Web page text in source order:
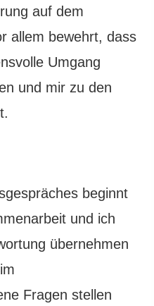
auf dem
allem bewehrt, dass
Umgang
und mir zu den
beginnt
und ich
übernehmen
Fragen stellen